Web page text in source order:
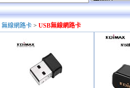
無線網路卡> USB無線網路卡